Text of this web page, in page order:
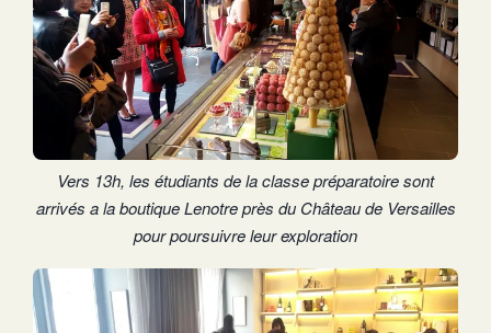
Vers 13h, les étudiants de la classe préparatoire sont
arrivés a la boutique Lenotre près du Château de Versailles
pour poursuivre leur exploration